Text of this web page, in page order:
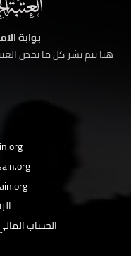
بوابة
هنا يتم نشر كل ما يخص
الحساب